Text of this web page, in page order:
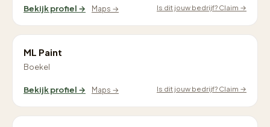
Bekijk profiel → Maps → Is dit jouw bedrijf? Claim →
ML Paint
Boekel
Bekijk profiel → Maps → Is dit jouw bedrijf? Claim →